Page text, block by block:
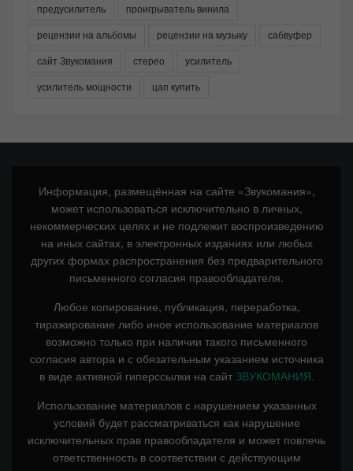
предусилитель
проигрыватель винила
рецензии на альбомы
рецензии на музыку
сабвуфер
сайт Звукомания
стерео
усилитель
усилитель мощности
цап купить
Информация, размещённая на сайте «Звукомания»,
может использоваться исключительно в личных,
некоммерческих целях и не подлежит воспроизведению
на иных сайтах, в электронных изданиях или любых
других формах распространения без предварительного
письменного согласия правообладателя.
Любое копирование, публикация, переработка,
тиражирование либо иное использование материалов
возможно только при наличии такого письменного
согласия автора и с обязательным указанием источника
в виде активной гиперссылки на сайт ЗВУКОМАНИЯ.
Использование материалов с нарушением указанных
условий будет рассматриваться как нарушение
исключительных прав правообладателя и может повлечь
ответственность в соответствии с действующим